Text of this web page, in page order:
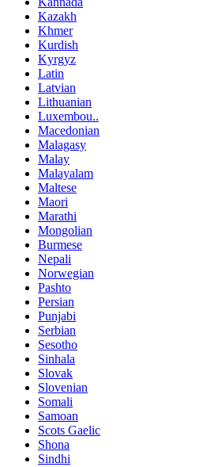
Kazakh
Khmer
Kurdish
Kyrgyz
Latin
Latvian
Lithuanian
Luxembou..
Macedonian
Malagasy
Malay
Malayalam
Maltese
Maori
Marathi
Mongolian
Burmese
Nepali
Norwegian
Pashto
Persian
Punjabi
Serbian
Sesotho
Sinhala
Slovak
Slovenian
Somali
Samoan
Scots Gaelic
Shona
Sindhi